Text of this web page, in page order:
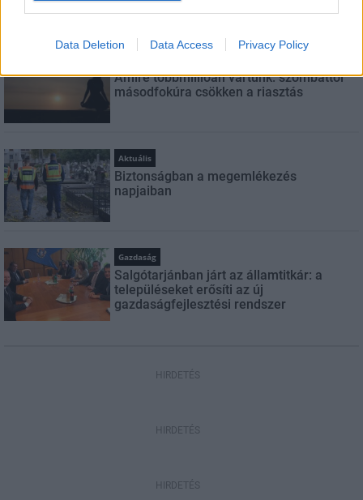
Data Deletion Data Access Privacy Policy
Amire többmillióan vártunk: szombattól
másodfokúra csökken a riasztás
Aktuális
Biztonságban a megemlékezés
napjaiban
Gazdaság
Salgótarjánban járt az államtitkár: a
településeket erősíti az új
gazdaságfejlesztési rendszer
HIRDETÉS
HIRDETÉS
HIRDETÉS